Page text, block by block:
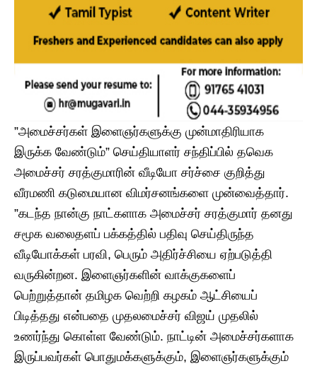
​”அமைச்சர்கள் இளைஞர்களுக்கு முன்மாதிரியாக
இருக்க வேண்டும்” ​செய்தியாளர் சந்திப்பில் தவெக
அமைச்சர் சரத்குமாரின் வீடியோ சர்ச்சை குறித்து
வீரமணி கடுமையான விமர்சனங்களை முன்வைத்தார். ​
”கடந்த நான்கு நாட்களாக அமைச்சர் சரத்குமார் தனது
சமூக வலைதளப் பக்கத்தில் பதிவு செய்திருந்த
வீடியோக்கள் பரவி, பெரும் அதிர்ச்சியை ஏற்படுத்தி
வருகின்றன. இளைஞர்களின் வாக்குகளைப்
பெற்றுத்தான் தமிழக வெற்றி கழகம் ஆட்சியைப்
பிடித்தது என்பதை முதலமைச்சர் விஜய் முதலில்
உணர்ந்து கொள்ள வேண்டும். நாட்டின் அமைச்சர்களாக
இருப்பவர்கள் பொதுமக்களுக்கும், இளைஞர்களுக்கும்